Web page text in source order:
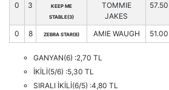
0 3
KEEP ME
STABLE(3)
TOMMIE
JAKES
57.50
0 8 ZEBRA STAR(8) AMIE WAUGH 51.00
GANYAN(6) :2,70 TL
İKİLİ(5/6) :5,30 TL
SIRALI İKİLİ(6/5) :4,80 TL